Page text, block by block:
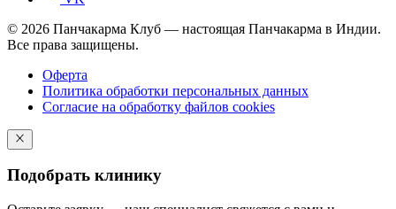
© 2026 Панчакарма Клуб — настоящая Панчакарма в Индии.
Все права защищены.
Оферта
Политика обработки персональных данных
Согласие на обработку файлов cookies
Подобрать клинику